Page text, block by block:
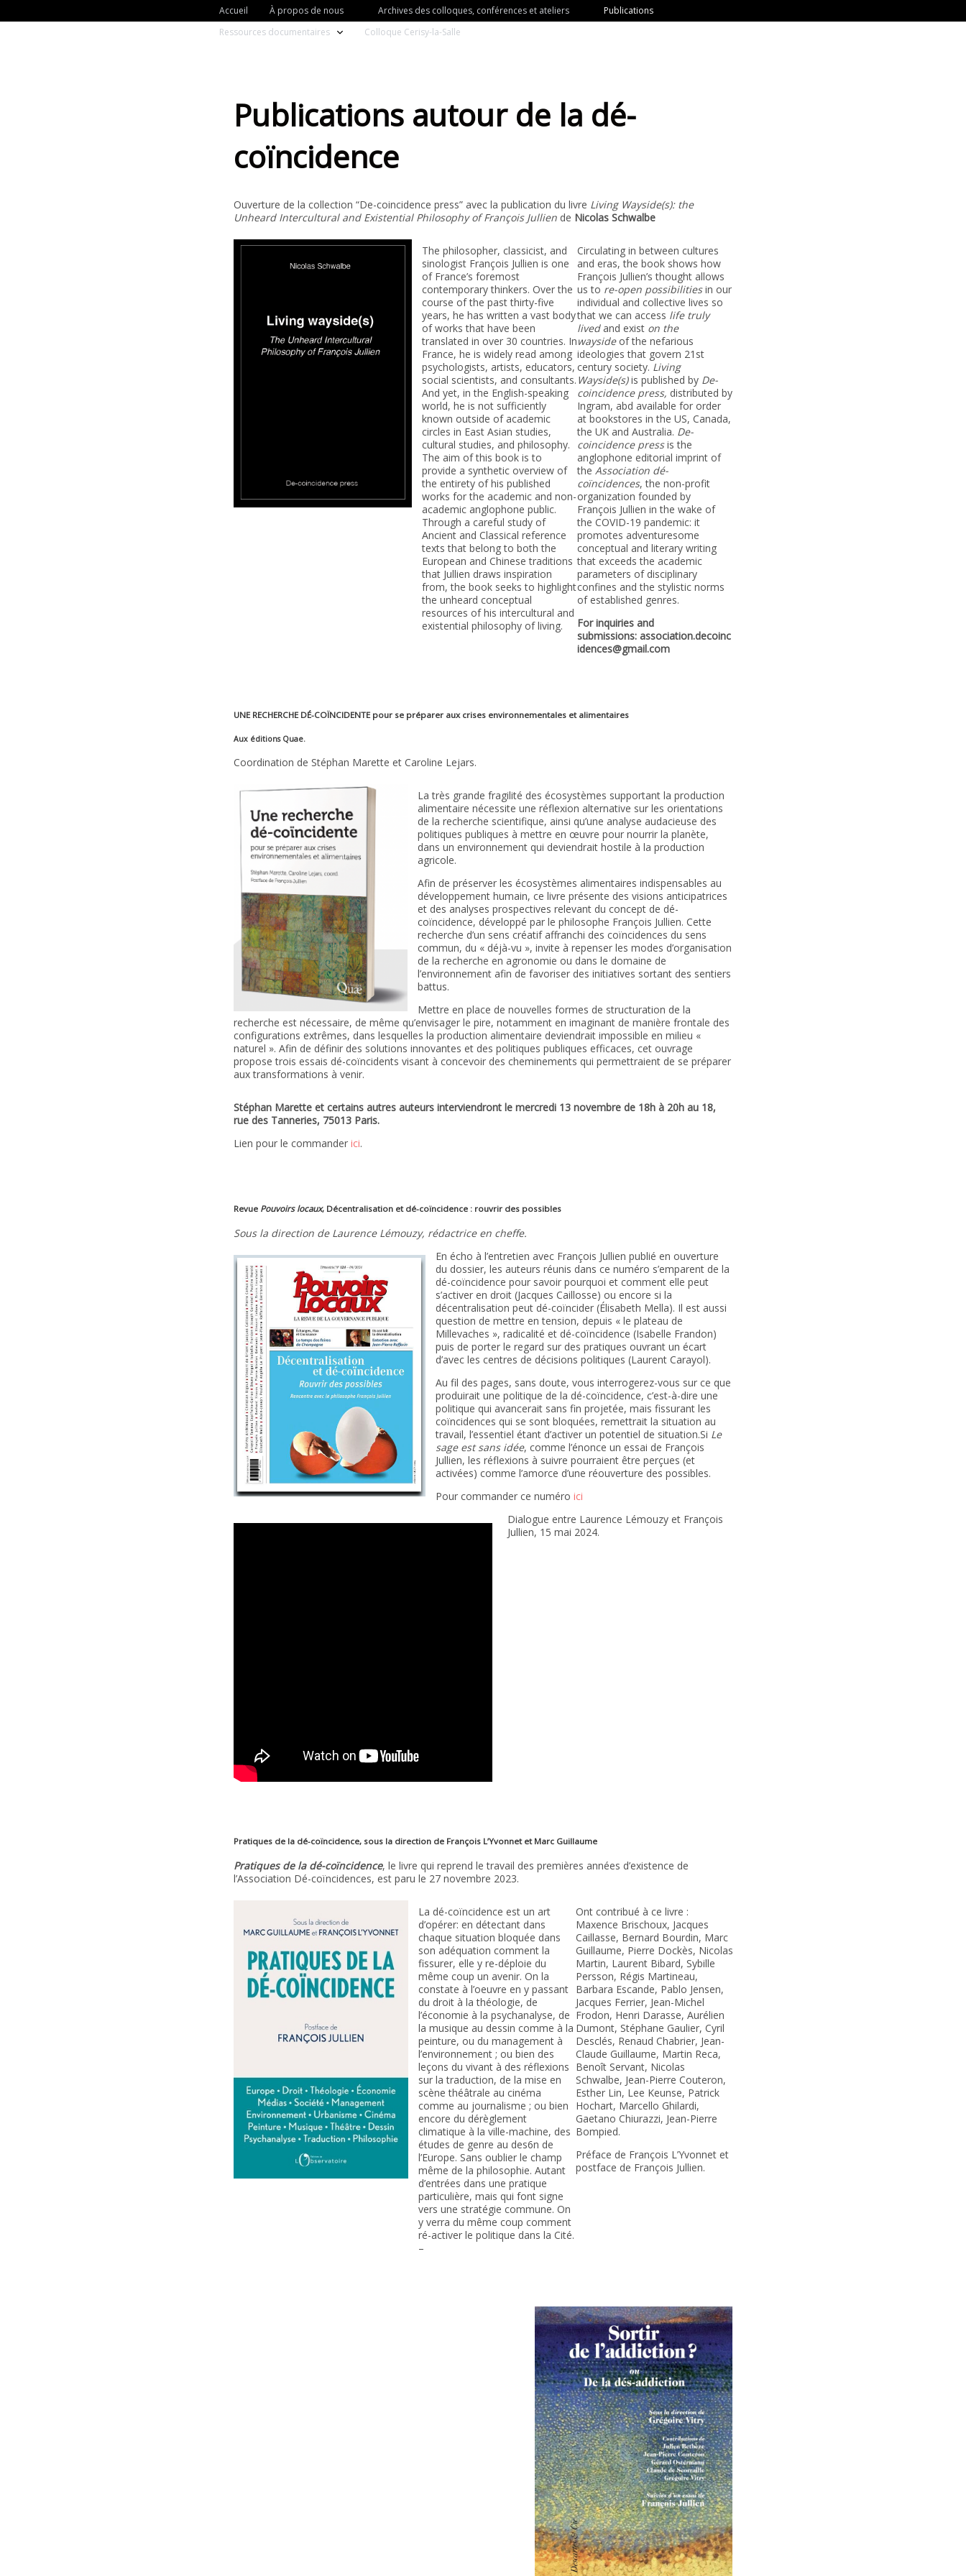
Accueil À propos de nous Archives des colloques, conférences et ateliers
Publications
Ressources documentaires
Colloque Cerisy-la-Salle
Publications autour de la dé-
coïncidence
Ouverture de la collection “De-coincidence press” avec la publication du livre Living Wayside(s): the
Unheard Intercultural and Existential Philosophy of François Julliende Nicolas Schwalbe
The philosopher, classicist, and
sinologist François Jullien is one
of France’s foremost
contemporary thinkers. Over the
course of the past thirty-five
years, he has written a vast body
of works that have been
translated in over 30 countries. In
France, he is widely read among
psychologists, artists, educators,
social scientists, and consultants.
And yet, in the English-speaking
world, he is not sufficiently
known outside of academic
circles in East Asian studies,
cultural studies, and philosophy.
The aim of this book is to
provide a synthetic overview of
the entirety of his published
works for the academic and non-
academic anglophone public.
Through a careful study of
Ancient and Classical reference
texts that belong to both the
European and Chinese traditions
that Jullien draws inspiration
from, the book seeks to highlight
the unheard conceptual
resources of his intercultural and
existential philosophy of living.
Circulating in between cultures
and eras, the book shows how
François Jullien’s thought allows
us to re-open possibilitiesin our
individual and collective lives so
that we can access life truly
livedand exist on the
waysideof the nefarious
ideologies that govern 21st
century society. Living
Wayside(s)is published by De-
coincidence press, distributed by
Ingram, abd available for order
at bookstores in the US, Canada,
the UK and Australia. De-
coincidence pressis the
anglophone editorial imprint of
the Association dé-
coïncidences, the non-profit
organization founded by
François Jullien in the wake of
the COVID-19 pandemic: it
promotes adventuresome
conceptual and literary writing
that exceeds the academic
parameters of disciplinary
confines and the stylistic norms
of established genres.
For inquiries and
submissions: association.decoinc
idences@gmail.com
UNE RECHERCHE DÉ-COÏNCIDENTE pour se préparer aux crises environnementales et alimentaires
Aux éditions Quae.
Coordination de Stéphan Marette et Caroline Lejars.
La très grande fragilité des écosystèmes supportant la production
alimentaire nécessite une réflexion alternative sur les orientations
de la recherche scientifique, ainsi qu’une analyse audacieuse des
politiques publiques à mettre en œuvre pour nourrir la planète,
dans un environnement qui deviendrait hostile à la production
agricole.
Afin de préserver les écosystèmes alimentaires indispensables au
développement humain, ce livre présente des visions anticipatrices
et des analyses prospectives relevant du concept de dé-
coïncidence, développé par le philosophe François Jullien. Cette
recherche d’un sens créatif affranchi des coïncidences du sens
commun, du « déjà-vu », invite à repenser les modes d’organisation
de la recherche en agronomie ou dans le domaine de
l’environnement afin de favoriser des initiatives sortant des sentiers
battus.
Mettre en place de nouvelles formes de structuration de la
recherche est nécessaire, de même qu’envisager le pire, notamment en imaginant de manière frontale des
configurations extrêmes, dans lesquelles la production alimentaire deviendrait impossible en milieu «
naturel ». Afin de définir des solutions innovantes et des politiques publiques efficaces, cet ouvrage
propose trois essais dé-coïncidents visant à concevoir des cheminements qui permettraient de se préparer
aux transformations à venir.
Stéphan Marette et certains autres auteurs interviendront le mercredi 13 novembre de 18h à 20h au 18,
rue des Tanneries, 75013 Paris.
Lien pour le commander ici.
Revue Pouvoirs locaux, Décentralisation et dé-coïncidence : rouvrir des possibles
Sous la direction de Laurence Lémouzy, rédactrice en cheffe.
En écho à l’entretien avec François Jullien publié en ouverture
du dossier, les auteurs réunis dans ce numéro s’emparent de la
dé-coïncidence pour savoir pourquoi et comment elle peut
s’activer en droit (Jacques Caillosse) ou encore si la
décentralisation peut dé-coïncider (Élisabeth Mella). Il est aussi
question de mettre en tension, depuis « le plateau de
Millevaches », radicalité et dé-coïncidence (Isabelle Frandon)
puis de porter le regard sur des pratiques ouvrant un écart
d’avec les centres de décisions politiques (Laurent Carayol).
Au fil des pages, sans doute, vous interrogerez-vous sur ce que
produirait une politique de la dé-coïncidence, c’est-à-dire une
politique qui avancerait sans fin projetée, mais fissurant les
coïncidences qui se sont bloquées, remettrait la situation au
travail, l’essentiel étant d’activer un potentiel de situation.Si Le
sage est sans idée, comme l’énonce un essai de François
Jullien, les réflexions à suivre pourraient être perçues (et
activées) comme l’amorce d’une réouverture des possibles.
Pour commander ce numéro ici
Dialogue entre Laurence Lémouzy et François
Jullien, 15 mai 2024.
Pratiques de la dé-coïncidence, sous la direction de François L’Yvonnet et Marc Guillaume
Pratiques de la dé-coïncidence, le livre qui reprend le travail des premières années d’existence de
l’Association Dé-coïncidences, est paru le 27 novembre 2023.
La dé-coïncidence est un art
d’opérer: en détectant dans
chaque situation bloquée dans
son adéquation comment la
fissurer, elle y re-déploie du
même coup un avenir. On la
constate à l’oeuvre en y passant
du droit à la théologie, de
l’économie à la psychanalyse, de
la musique au dessin comme à la
peinture, ou du management à
l’environnement ; ou bien des
leçons du vivant à des réflexions
sur la traduction, de la mise en
scène théâtrale au cinéma
comme au journalisme ; ou bien
encore du dérèglement
climatique à la ville-machine, des
études de genre au des6n de
l’Europe. Sans oublier le champ
même de la philosophie. Autant
d’entrées dans une pratique
particulière, mais qui font signe
vers une stratégie commune. On
y verra du même coup comment
ré-activer le politique dans la Cité.
–
Ont contribué à ce livre :
Maxence Brischoux, Jacques
Caillasse, Bernard Bourdin, Marc
Guillaume, Pierre Dockès, Nicolas
Martin, Laurent Bibard, Sybille
Persson, Régis Martineau,
Barbara Escande, Pablo Jensen,
Jacques Ferrier, Jean-Michel
Frodon, Henri Darasse, Aurélien
Dumont, Stéphane Gaulier, Cyril
Desclés, Renaud Chabrier, Jean-
Claude Guillaume, Martin Reca,
Benoît Servant, Nicolas
Schwalbe, Jean-Pierre Couteron,
Esther Lin, Lee Keunse, Patrick
Hochart, Marcello Ghilardi,
Gaetano Chiurazzi, Jean-Pierre
Bompied.
Préface de François L’Yvonnet et
postface de François Jullien.